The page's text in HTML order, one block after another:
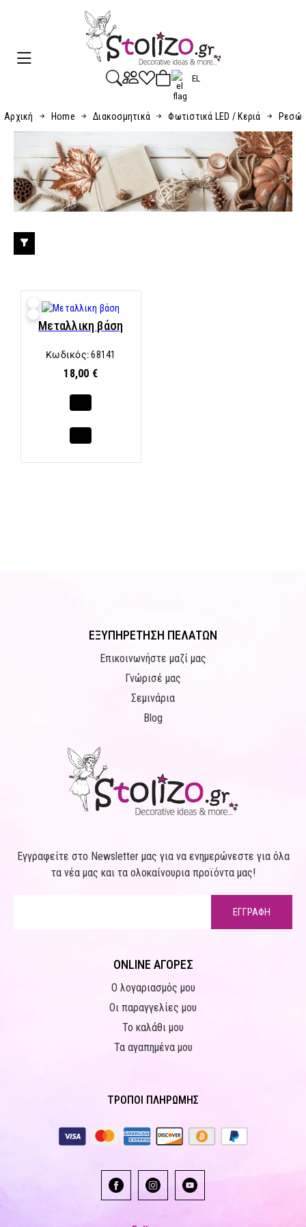
EL
Αρχική Home Διακοσμητικά Φωτιστικά LED / Κεριά Ρεσώ
Μεταλλικη βάση
Κωδικός:68141
18,00 €
ΕΞΥΠΗΡΕΤΗΣΗ ΠΕΛΑΤΩΝ
Επικοινωνήστε μαζί μας
Γνώρισέ μας
Σεμινάρια
Blog
Εγγραφείτε στο Newsletter μας για να ενημερώνεστε για όλα
τα νέα μας και τα ολοκαίνουρια προϊόντα μας!
ΕΓΓΡΑΦΗ
ONLINE ΑΓΟΡΕΣ
Ο λογαριασμός μου
Οι παραγγελίες μου
Το καλάθι μου
Τα αγαπημένα μου
ΤΡΟΠΟΙ ΠΛΗΡΩΜΗΣ